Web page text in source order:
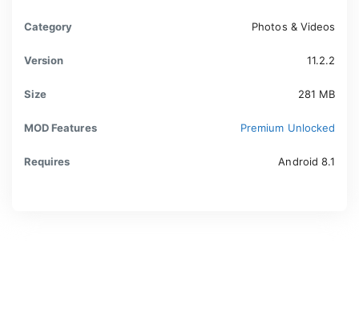
Category Photos & Videos
Version 11.2.2
Size 281 MB
MOD Features Premium Unlocked
Requires Android 8.1